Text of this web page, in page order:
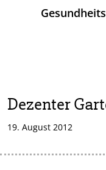
Dezenter
19. August 2012